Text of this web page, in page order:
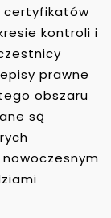
certyfikatów
kontroli i
prawne
obszaru
są